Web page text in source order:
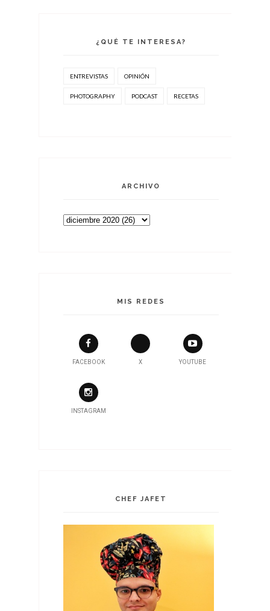
¿QUÉ TE INTERESA?
ENTREVISTAS OPINIÓN
PHOTOGRAPHY PODCAST RECETAS
ARCHIVO
MIS REDES
FACEBOOK X YOUTUBE
INSTAGRAM
CHEF JAFET